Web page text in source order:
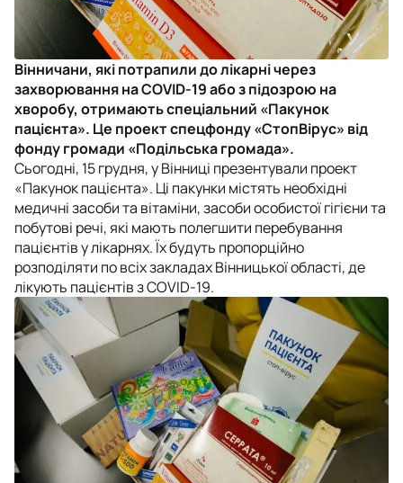
Вінничани, які потрапили до лікарні через
захворювання на COVID-19 або з підозрою на
хворобу, отримають спеціальний «Пакунок
пацієнта». Це проект спецфонду «СтопВірус» від
фонду громади «Подільська громада».
Сьогодні, 15 грудня, у Вінниці презентували проект
«Пакунок пацієнта». Ці пакунки містять необхідні
медичні засоби та вітаміни, засоби особистої гігієни та
побутові речі, які мають полегшити перебування
пацієнтів у лікарнях. Їх будуть пропорційно
розподіляти по всіх закладах Вінницької області, де
лікують пацієнтів з COVID-19.